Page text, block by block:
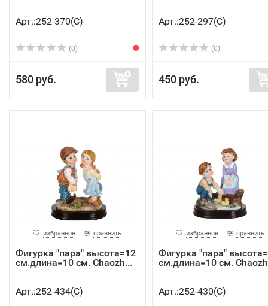
Арт.:252-370(C)
(0)
580 руб.
Арт.:252-297(C)
(0)
450 руб.
избранное сравнить
Фигурка "пара" высота=12
см.длина=10 см. Chaozh...
Арт.:252-434(C)
избранное сравнить
Фигурка "пара"
см.длина=10 см.
Арт.:252-430(C)